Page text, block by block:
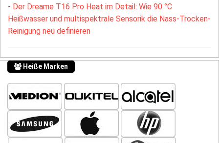
- Der Dreame T16 Pro Heat im Detail: Wie 90 °C
Heißwasser und multispektrale Sensorik die Nass-Trocken-
Reinigung neu definieren
Heiße Marken